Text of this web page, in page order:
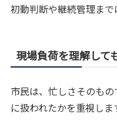
初動判断や継続管理まで
現場負荷を理解して
市民は、忙しさそのも
に扱われたかを重視しま